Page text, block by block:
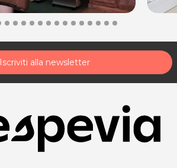
Iscriviti alla newsletter